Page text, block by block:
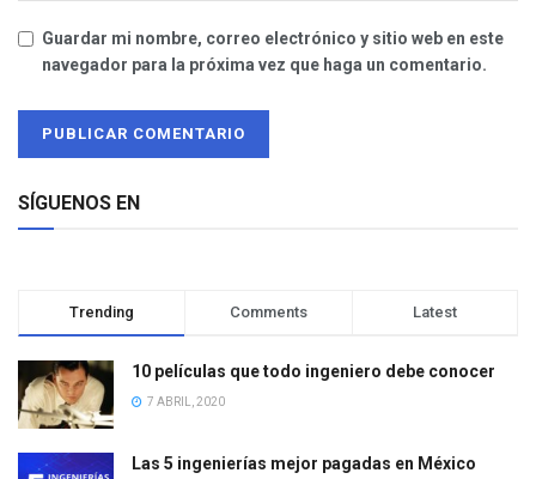
Guardar mi nombre, correo electrónico y sitio web en este
navegador para la próxima vez que haga un comentario.
SÍGUENOS EN
Trending Comments Latest
10 películas que todo ingeniero debe conocer
7 ABRIL, 2020
Las 5 ingenierías mejor pagadas en México